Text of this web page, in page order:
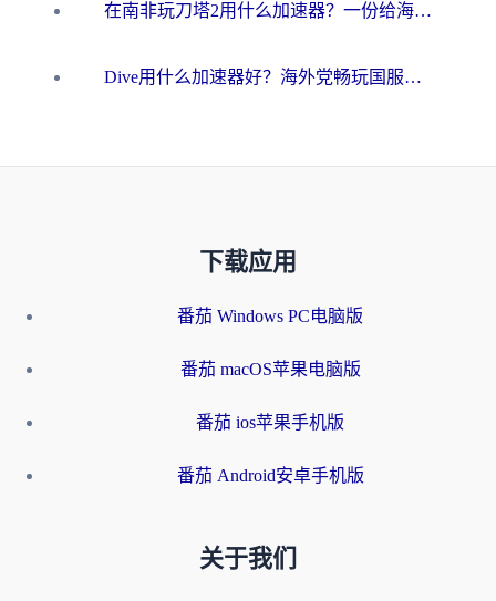
在南非玩刀塔2用什么加速器？一份给海外游子的终极生存指南
Dive用什么加速器好？海外党畅玩国服游戏的终极避坑指南
下载应用
番茄 Windows PC电脑版
番茄 macOS苹果电脑版
番茄 ios苹果手机版
番茄 Android安卓手机版
关于我们